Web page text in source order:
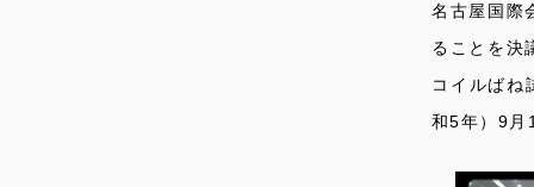
名古屋国際
ることを決
コイルばね
和5年）9月